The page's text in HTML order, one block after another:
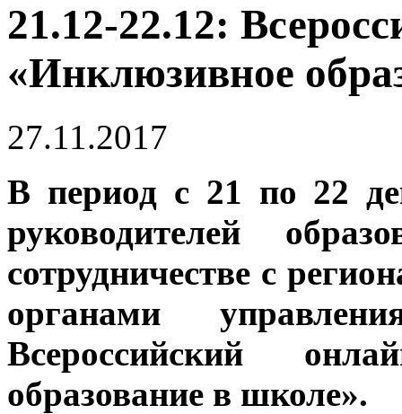
21.12-22.12:
«Инклюзивное
27.11.2017
В период с 21 по 22
руководителей
сотрудничестве с
органами
Всероссийский
образование в школе».